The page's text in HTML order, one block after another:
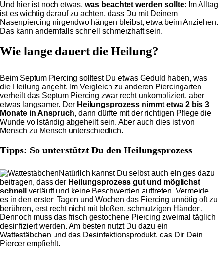
Und hier ist noch etwas, was beachtet werden sollte: Im Alltag
ist es wichtig darauf zu achten, dass Du mit Deinem
Nasenpiercing nirgendwo hängen bleibst, etwa beim Anziehen.
Das kann andernfalls schnell schmerzhaft sein.
Wie lange dauert die Heilung?
Beim Septum Piercing solltest Du etwas Geduld haben, was
die Heilung angeht. Im Vergleich zu anderen Piercingarten
verheilt das Septum Piercing zwar recht unkompliziert, aber
etwas langsamer. Der Heilungsprozess nimmt etwa 2 bis 3
Monate in Anspruch, dann dürfte mit der richtigen Pflege die
Wunde vollständig abgeheilt sein. Aber auch dies ist von
Mensch zu Mensch unterschiedlich.
Tipps: So unterstützt Du den Heilungsprozess
Natürlich kannst Du selbst auch einiges dazu
beitragen, dass der Heilungsprozess gut und möglichst
schnell
verläuft und keine Beschwerden auftreten. Vermeide
es in den ersten Tagen und Wochen das Piercing unnötig oft zu
berühren, erst recht nicht mit bloßen, schmutzigen Händen.
Dennoch muss das frisch gestochene Piercing zweimal täglich
desinfiziert werden. Am besten nutzt Du dazu ein
Wattestäbchen und das Desinfektionsprodukt, das Dir Dein
Piercer empfiehlt.